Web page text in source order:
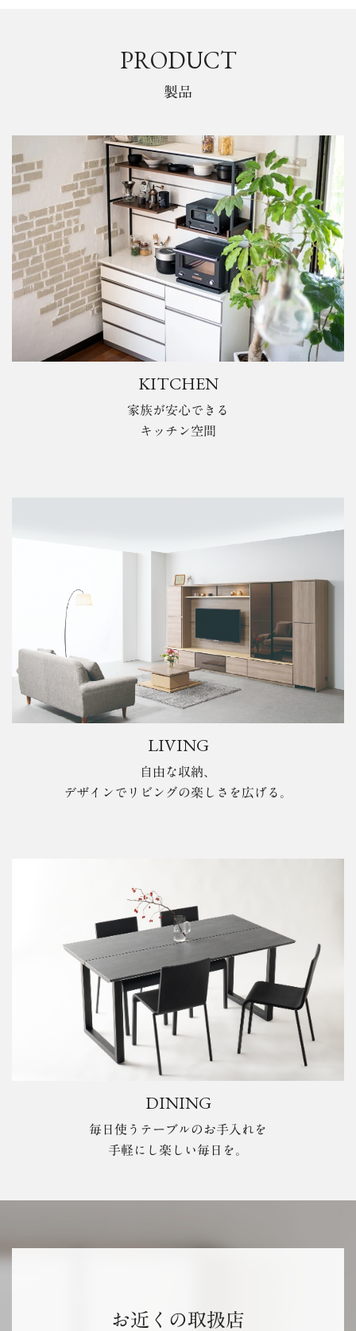
PRODUCT
製品
KITCHEN
家族が安心できる
キッチン空間
LIVING
自由な収納、
デザインでリビングの楽しさを広げる。
DINING
毎日使うテーブルのお手入れを
手軽にし楽しい毎日を。
お近くの取扱店